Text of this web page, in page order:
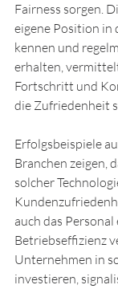
Fairness sorgen.
eigene Position in
kennen und
erhalten,
Fortschritt und
die Zufriedenheit
Erfolgsbeispiele
Branchen zeigen,
solcher
auch das
Betriebseffizienz
Unternehmen in
investieren,